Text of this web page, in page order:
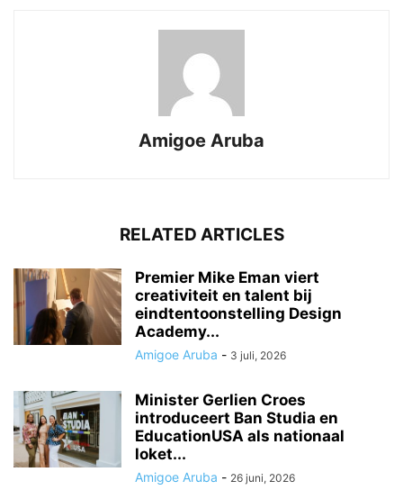
Amigoe Aruba
RELATED ARTICLES
Premier Mike Eman viert
creativiteit en talent bij
eindtentoonstelling Design
Academy...
Amigoe Aruba - 3 juli, 2026
Minister Gerlien Croes
introduceert Ban Studia en
EducationUSA als nationaal
loket...
Amigoe Aruba - 26 juni, 2026